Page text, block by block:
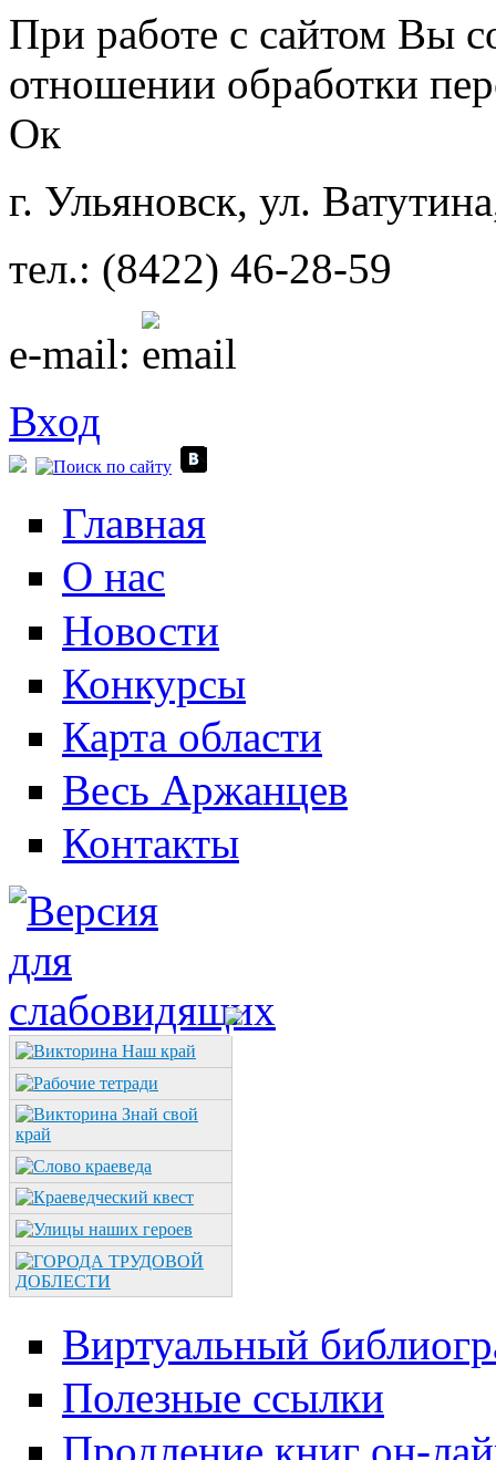
Перейти к основному содержанию
При работе с сайтом Вы
отношении обработки
Ок
г. Ульяновск, ул.
тел.: (8422) 46-28-59
e-mail:
Вход
Главная
О нас
Новости
Конкурсы
Карта области
Весь Аржанцев
Контакты
Виртуальный
Полезные ссылки